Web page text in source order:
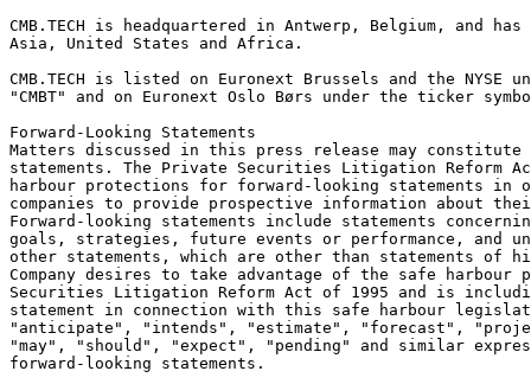
CMB.TECH is headquartered in Antwerp, Belgium, and
Asia, United States and Africa.
CMB.TECH is listed on Euronext Brussels and the NYSE
"CMBT" and on Euronext Oslo Børs under the ticker
Forward-Looking Statements
Matters discussed in this press release may constitute
statements. The Private Securities Litigation Reform
harbour protections for forward-looking statements in
companies to provide prospective information about
Forward-looking statements include statements
goals, strategies, future events or performance, and
other statements, which are other than statements of
Company desires to take advantage of the safe
Securities Litigation Reform Act of 1995 and is
statement in connection with this safe harbour
"anticipate", "intends", "estimate", "forecast",
"may", "should", "expect", "pending" and similar
forward-looking statements.